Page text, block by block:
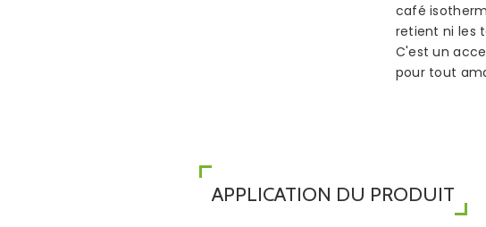
café
retient ni les
C'est un
pour tout
APPLICATION DU PRODUIT